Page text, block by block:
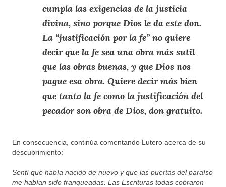
cumpla las exigencias de la justicia
divina, sino porque Dios le da este don.
La “justificación por la fe” no quiere
decir que la fe sea una obra más sutil
que las obras buenas, y que Dios nos
pague esa obra. Quiere decir más bien
que tanto la fe como la justificación del
pecador son obra de Dios, don gratuito.
En consecuencia, continúa comentando Lutero acerca de su
descubrimiento:
Sentí que había nacido de nuevo y que las puertas del paraíso
me habían sido franqueadas. Las Escrituras todas cobraron